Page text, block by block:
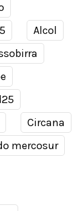
Alcol
Circana
mercosur